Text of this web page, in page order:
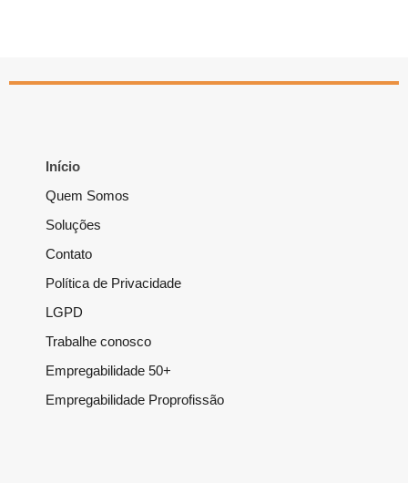
Início
Quem Somos
Soluções
Contato
Política de Privacidade
LGPD
Trabalhe conosco
Empregabilidade 50+
Empregabilidade Proprofissão